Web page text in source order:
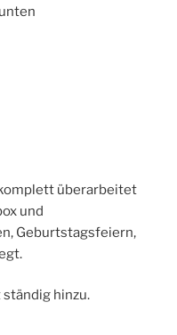
überarbeitet
und
Geburtstagsfeiern,
hinzu.